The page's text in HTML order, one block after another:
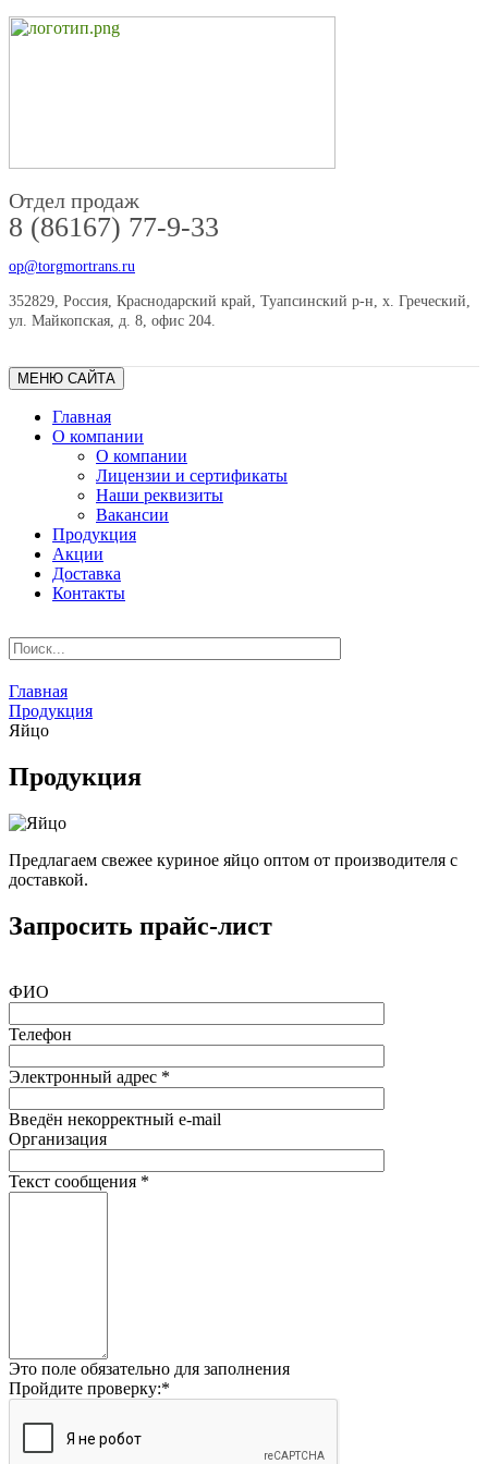
Отдел продаж
8 (86167) 77-9-33
op@torgmortrans.ru
352829, Россия, Краснодарский край, Туапсинский р-н, х. Греческий,
ул. Майкопская, д. 8, офис 204.
МЕНЮ САЙТА
Главная
О компании
О компании
Лицензии и сертификаты
Наши реквизиты
Вакансии
Продукция
Акции
Доставка
Контакты
Главная
Продукция
Яйцо
Продукция
Предлагаем свежее куриное яйцо оптом от производителя с
доставкой.
Запросить прайс-лист
ФИО
Телефон
Электронный адрес *
Введён некорректный e-mail
Организация
Текст сообщения *
Это поле обязательно для заполнения
Пройдите проверку:*